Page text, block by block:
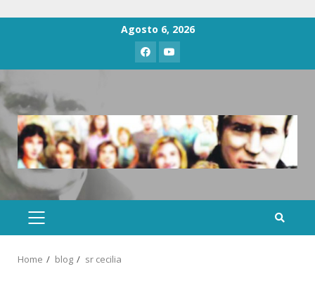
Agosto 6, 2026
Home blog sr cecilia